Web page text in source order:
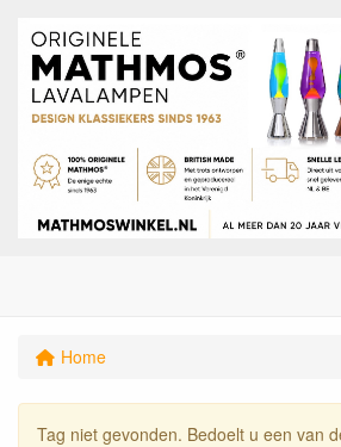
Home
Tag niet gevonden. Bedoelt u een van